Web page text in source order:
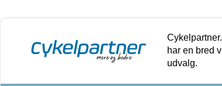
har en bred
udvalg.